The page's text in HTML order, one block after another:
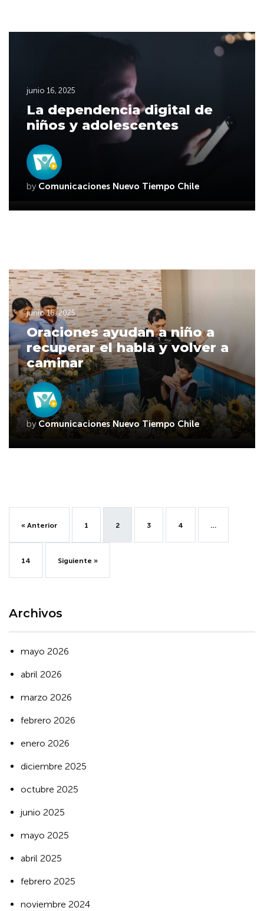
junio 16, 2025
La dependencia digital de
niños y adolescentes
by Comunicaciones Nuevo Tiempo Chile
junio 16, 2025
Oraciones ayudan a niño a
recuperar el habla y volver a
caminar
by Comunicaciones Nuevo Tiempo Chile
« Anterior 1 2 3 4 …
14 Siguiente »
Archivos
mayo 2026
abril 2026
marzo 2026
febrero 2026
enero 2026
diciembre 2025
octubre 2025
junio 2025
mayo 2025
abril 2025
febrero 2025
noviembre 2024